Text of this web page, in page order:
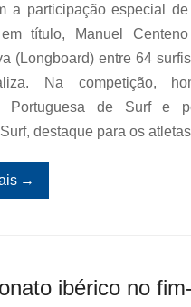
a participação especial
título, Manuel
(Longboard) entre 64
Na competição,
Portuguesa de Surf e
destaque para os
→
ibérico no